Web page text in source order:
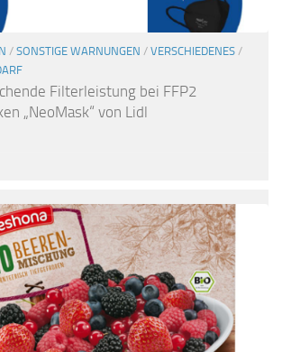
/ SONSTIGE WARNUNGEN / VERSCHIEDENES /
Filterleistung bei FFP2
„NeoMask“ von Lidl